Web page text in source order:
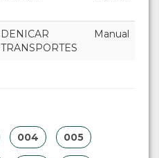
DENICAR
TRANSPORTES
Manual
004 005